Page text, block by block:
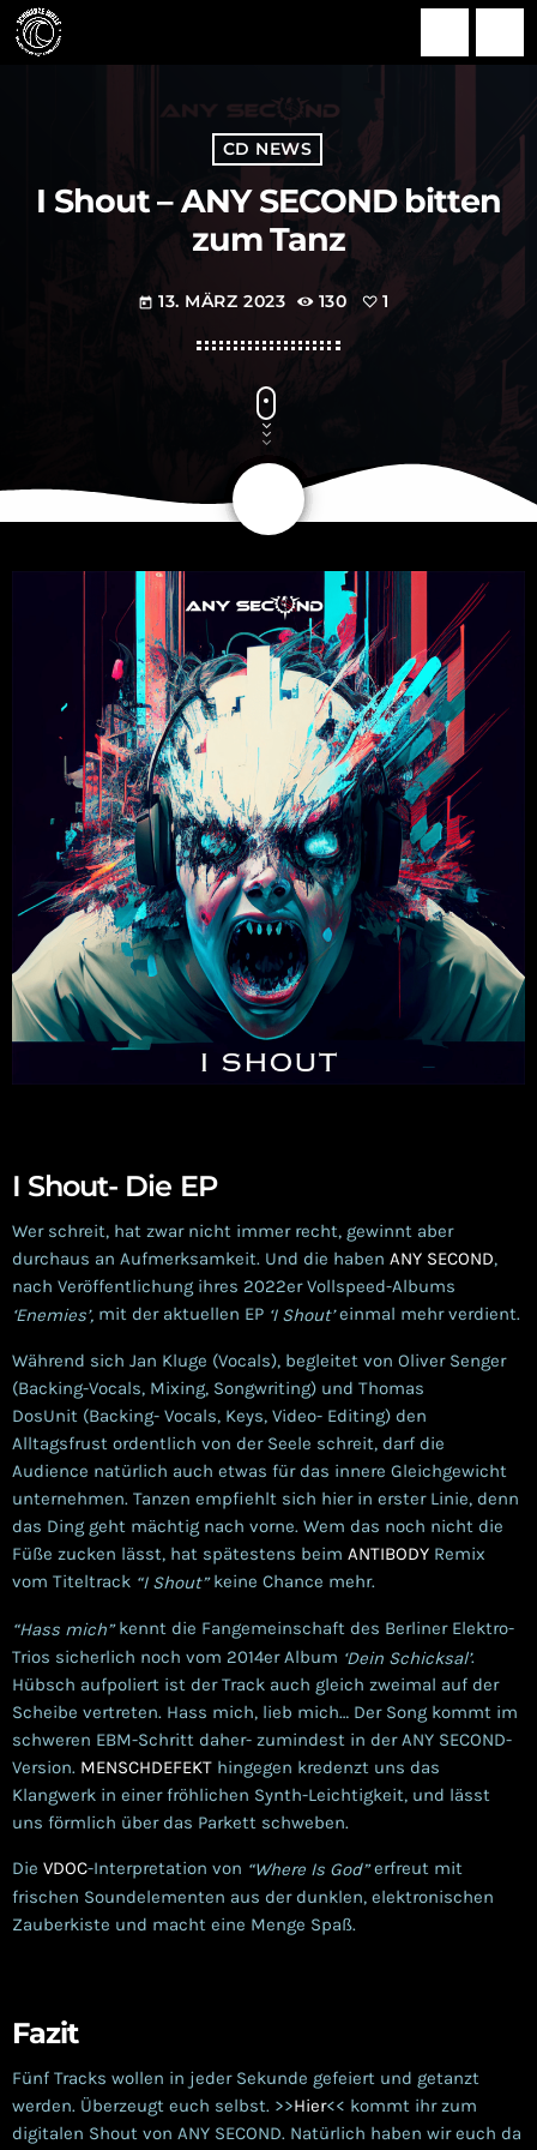
CD NEWS
I Shout – ANY SECOND bitten
zum Tanz
today 13. MÄRZ 2023 130 1
I Shout- Die EP
Wer schreit, hat zwar nicht immer recht, gewinnt aber
durchaus an Aufmerksamkeit. Und die haben ANY SECOND,
nach Veröffentlichung ihres 2022er Vollspeed-Albums
‘Enemies’, mit der aktuellen EP ‘I Shout’einmal mehr verdient.
Während sich Jan Kluge (Vocals), begleitet von Oliver Senger
(Backing-Vocals, Mixing, Songwriting) und Thomas
DosUnit (Backing- Vocals, Keys, Video- Editing) den
Alltagsfrust ordentlich von der Seele schreit, darf die
Audience natürlich auch etwas für das innere Gleichgewicht
unternehmen. Tanzen empfiehlt sich hier in erster Linie, denn
das Ding geht mächtig nach vorne. Wem das noch nicht die
Füße zucken lässt, hat spätestens beim ANTIBODY Remix
vom Titeltrack “I Shout”keine Chance mehr.
“Hass mich”kennt die Fangemeinschaft des Berliner Elektro-
Trios sicherlich noch vom 2014er Album ‘Dein Schicksal’.
Hübsch aufpoliert ist der Track auch gleich zweimal auf der
Scheibe vertreten. Hass mich, lieb mich… Der Song kommt im
schweren EBM-Schritt daher- zumindest in der ANY SECOND-
Version. MENSCHDEFEKT hingegen kredenzt uns das
Klangwerk in einer fröhlichen Synth-Leichtigkeit, und lässt
uns förmlich über das Parkett schweben.
Die VDOC-Interpretation von “Where Is God”erfreut mit
frischen Soundelementen aus der dunklen, elektronischen
Zauberkiste und macht eine Menge Spaß.
Fazit
Fünf Tracks wollen in jeder Sekunde gefeiert und getanzt
werden. Überzeugt euch selbst. >>Hier<< kommt ihr zum
digitalen Shout von ANY SECOND. Natürlich haben wir euch da